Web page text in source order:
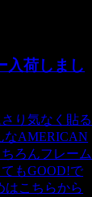
入荷しまし
り気なく貼る
なAMERICAN
ろんフレーム
もGOOD!で
はこちらから